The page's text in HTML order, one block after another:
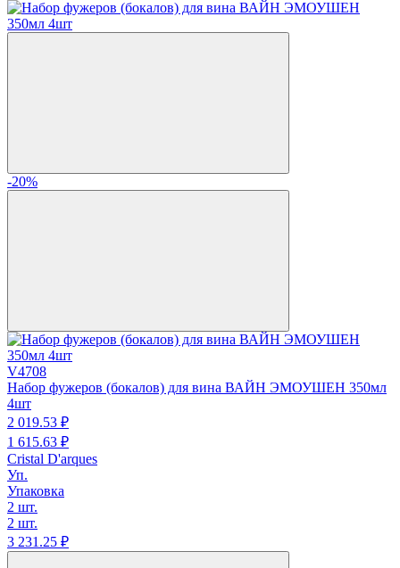
-20%
V4708
Набор фужеров (бокалов) для вина ВАЙН ЭМОУШЕН 350мл
4шт
2 019.53 ₽
1 615.63 ₽
Cristal D'arques
Уп.
Упаковка
2 шт.
2 шт.
3 231.25 ₽